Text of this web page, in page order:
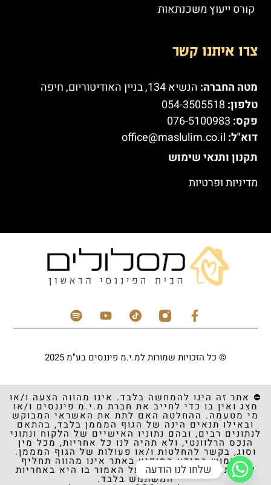
קורס ייעוץ משכנתאות
צרו איתנו קשר
מטה החברה: הנשיא 134, בניין האודיטוריום, חיפה
טלפון: 054-3505518
פקס:
דוא"ל: office@maslulim.co.il
תקנון ותנאי שימוש
מדיניות ופרטיות
© כל הזכויות שמורות למ.י.מ פיננסים בע"מ 2025
⛔️ אתר זה הינו להמחשה בלבד. אינו מהווה הצעה ו/או
מצג ואין בו כדי לחייב את חברת מ.י.מ פיננסים ו/או
מי מטעמה. ההחלטה האם לתת את האשראי המבוקש
ובאילו תנאים הינה של הגוף המממן בלבד, בהתאם
לנתונים רבים, ובהם נתוניו האישיים של הלקוח ונתוני
הנכס הרלוונטי, ולא תהיה לנו כל אחריות, מכל מין
וסוג, בקשר להחלטות ו/או פעולות של הגוף המממן.
השימוש במידע המופיע באתר אינו מהווה תחליף
לקבלת ייעוץ והסתמכות על האמור בו היא באחריות
המשתמש בלבד.​
שלחו לנו הודעה